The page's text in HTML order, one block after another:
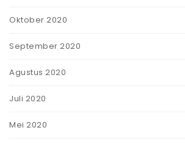
Oktober 2020
September 2020
Agustus 2020
Juli 2020
Mei 2020